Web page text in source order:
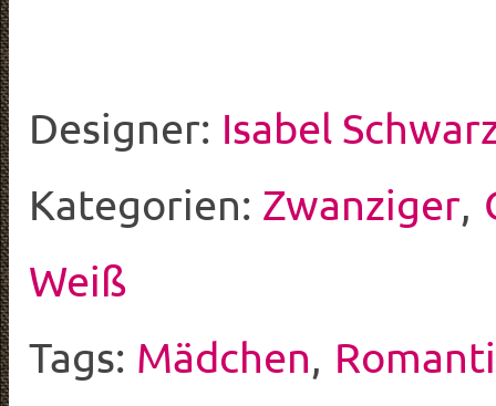
Designer: Isabel
Kategorien: Zwanziger,
Weiß
Tags: Mädchen,